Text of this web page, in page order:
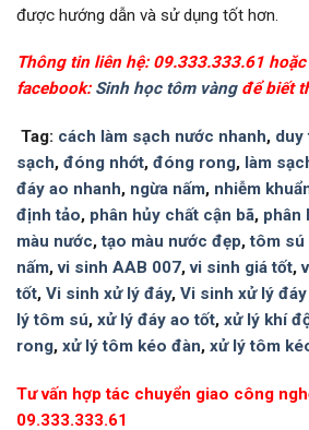
được hướng dẫn và sử dụng tốt hơn.
Thông tin liên hệ: 09.333.333.61
facebook:Sinh học tôm vàng để biết
Tag: cách làm sạch nước nhanh, duy
sạch, đóng nhớt, đóng rong, làm
đáy ao nhanh, ngừa nấm, nhiễm
định tảo, phân hủy chất cận bã, phân
màu nước,tạo màu nước đẹp,tôm sú
nấm,vi sinh AAB 007,vi sinh giá tốt,
tốt, Vi sinh xử lý đáy, Vi sinh xử lý
lý tôm sú, xử lý đáy ao tốt, xử lý khí
rong, xử lý tôm kéo đàn, xử lý tôm
Tư vấn hợp tác chuyển giao công
09.333.333.61